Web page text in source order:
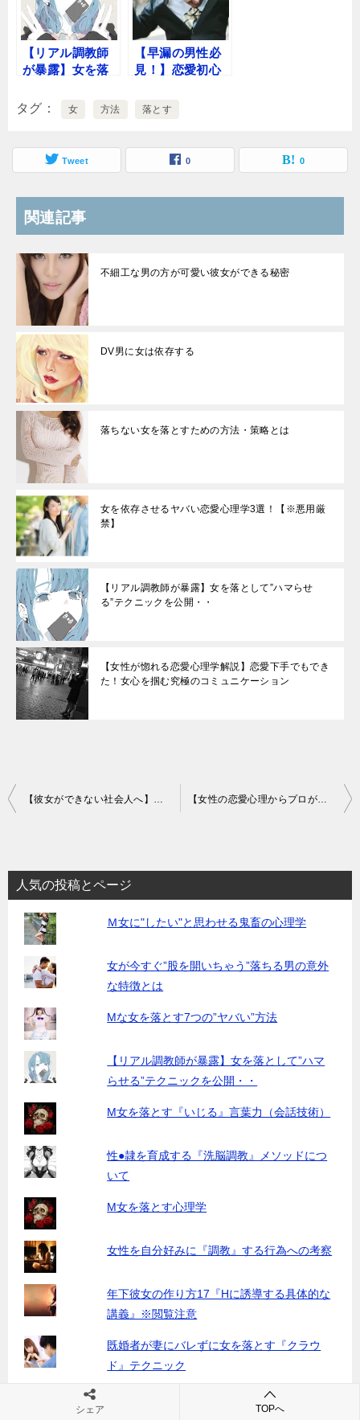
【リアル調教師
が暴露】女を落
る”テクニックを
【早漏の男性必
見！】恋愛初心
させる秘訣
タグ 女 方法 落とす
Tweet 0 0
関連記事
不細工な男の方が可愛い彼女ができる秘密
DV男に女は依存する
落ちない女を落とすための方法・策略とは
女を依存させるヤバい恋愛心理学3選！【※悪用厳
禁】
【リアル調教師が暴露】女を落として”ハマらせ
る”テクニックを公開・・
【女性が惚れる恋愛心理学解説】恋愛下手でもでき
た！女心を掴む究極のコミュニケーション
投
ビ
ゲ
【彼女ができない社会人へ】恋愛の「神格化」が失敗を招く？ディープ戦略公開 【女性の恋愛心理からプロが解説】20代女性の心を掴む「3つの心理トリガー」とは？
人気の投稿とページ
Ｍ女に"したい"と思わせる鬼畜の心理学
女が今すぐ”股を開いちゃう”落ちる男の意外
な特徴とは
Mな女を落とす7つの”ヤバい”方法
【リアル調教師が暴露】女を落として”ハマ
らせる”テクニックを公開・・
M女を落とす『いじる』言葉力（会話技術）
性●隷を育成する『洗脳調教』メソッドにつ
いて
M女を落とす心理学
女性を自分好みに『調教』する行為への考察
年下彼女の作り方17『Hに誘導する具体的な
講義』※閲覧注意
既婚者が妻にバレずに女を落とす『クラウ
ド』テクニック
シェア TOPへ